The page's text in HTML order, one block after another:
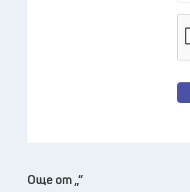
Още от „“